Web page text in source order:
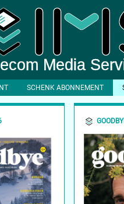
SCHENK ABONNEMENT